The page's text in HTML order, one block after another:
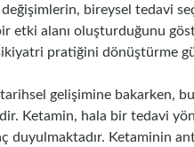
değişimlerin, bireysel
etki alanı oluşturduğunu
pratiğini dönüştürme
gelişimine bakarken,
Ketamin, hala bir tedavi
duyulmaktadır. Ketaminin